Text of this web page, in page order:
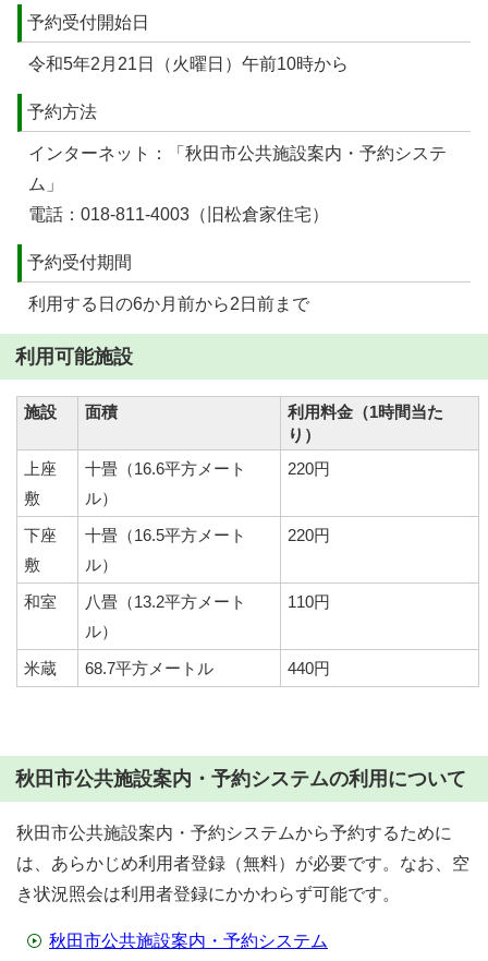
予約受付開始日
令和5年2月21日（火曜日）午前10時から
予約方法
インターネット：「秋田市公共施設案内・予約システ
ム」
電話：018-811-4003（旧松倉家住宅）
予約受付期間
利用する日の6か月前から2日前まで
利用可能施設
施設 面積
利用料金（1時間当た
り）
上座
敷
十畳（16.6平方メート
ル）
220円
下座
敷
十畳（16.5平方メート
ル）
220円
和室
八畳（13.2平方メート
ル）
110円
米蔵 68.7平方メートル 440円
秋田市公共施設案内・予約システムの利用について
秋田市公共施設案内・予約システムから予約するために
は、あらかじめ利用者登録（無料）が必要です。なお、空
き状況照会は利用者登録にかかわらず可能です。
秋田市公共施設案内・予約システム